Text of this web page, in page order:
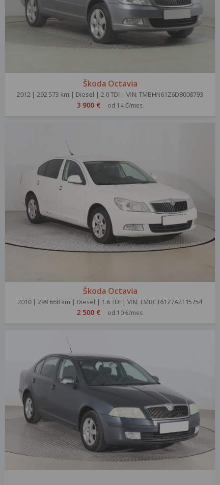
Škoda Octavia
2012 | 292 573 km | Diesel | 2.0 TDI | VIN: TMBHN61Z6D8008793
3 900 € od 14 €/mes.
Škoda Octavia
2010 | 299 668 km | Diesel | 1.6 TDI | VIN: TMBCT61Z7A2115754
2 500 € od 10 €/mes.